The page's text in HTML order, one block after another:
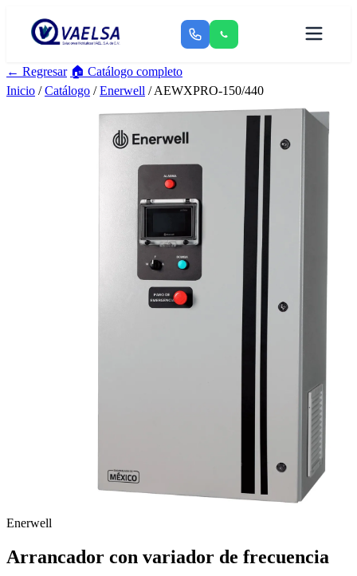
← Regresar 🏠 Catálogo completo
Inicio /Catálogo /Enerwell / AEWXPRO-150/440
Enerwell
Arrancador con variador de frecuencia